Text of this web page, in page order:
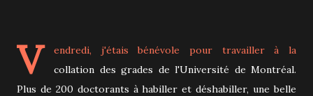
V
endredi, j'étais bénévole pour travailler à la
collation des grades de l'Université de Montréal.
Plus de 200 doctorants à habiller et déshabiller, une belle